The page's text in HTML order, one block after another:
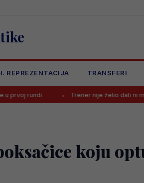
REPREZENTACIJA TRANSFERI
Trener nije želio dati ni minute
koju